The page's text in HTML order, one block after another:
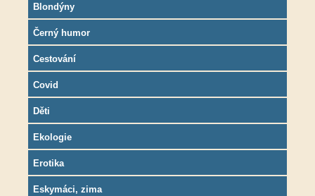
Blondýny
Černý humor
Cestování
Covid
Děti
Ekologie
Erotika
Eskymáci, zima